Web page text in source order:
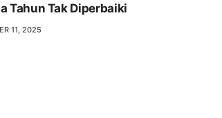
Tahun Tak Diperbaiki
11, 2025